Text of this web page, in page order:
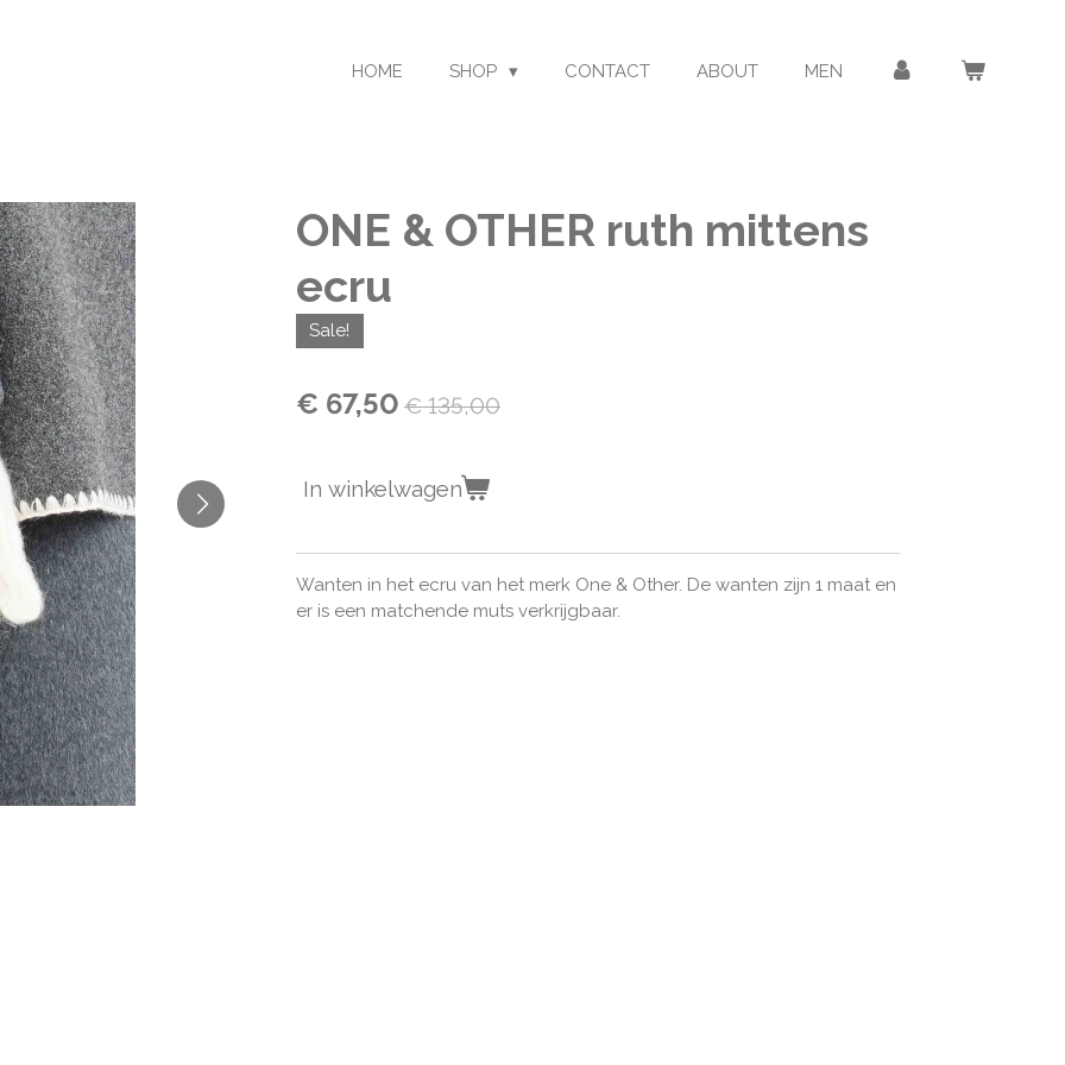
HOME SHOP CONTACT ABOUT MEN
ONE & OTHER ruth mittens
ecru
Sale!
€ 67,50 € 135,00
In winkelwagen
Wanten in het ecru van het merk One & Other. De wanten zijn 1 maat en
er is een matchende muts verkrijgbaar.